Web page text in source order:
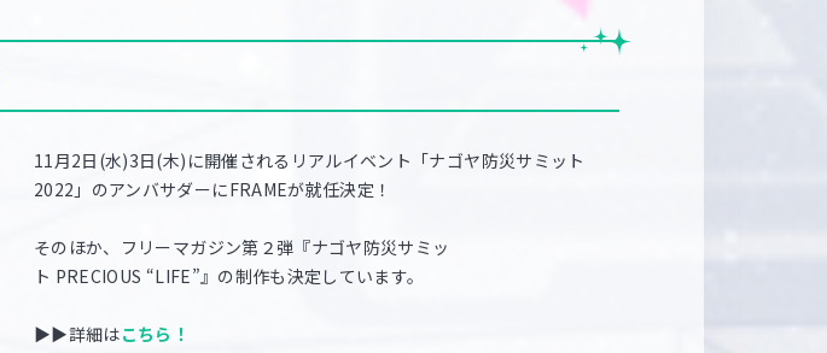
11月2日(水)3日(木)に開催されるリアルイベント「ナゴヤ防災サミット
2022」のアンバサダーにFRAMEが就任決定！
そのほか、フリーマガジン第２弾『ナゴヤ防災サミッ
ト PRECIOUS “LIFE”』の制作も決定しています。
▶▶詳細はこちら！